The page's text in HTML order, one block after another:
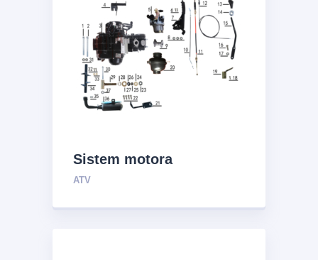
Sistem motora
ATV